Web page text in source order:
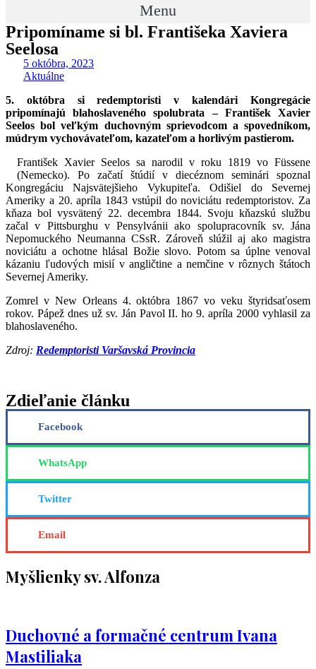
Menu
Pripomíname si bl. Františeka Xaviera
Seelosa
5 októbra, 2023
Aktuálne
5. októbra si redemptoristi v kalendári Kongregácie
pripomínajú blahoslaveného spolubrata – František Xavier
Seelos bol veľkým duchovným sprievodcom a spovedníkom,
múdrym vychovávateľom, kazateľom a horlivým pastierom.
František Xavier Seelos sa narodil v roku 1819 vo Füssene
(Nemecko). Po začatí štúdií v diecéznom seminári spoznal
Kongregáciu Najsvätejšieho Vykupiteľa. Odišiel do Severnej
Ameriky a 20. apríla 1843 vstúpil do noviciátu redemptoristov. Za
kňaza bol vysvätený 22. decembra 1844. Svoju kňazskú službu
začal v Pittsburghu v Pensylvánii ako spolupracovník sv. Jána
Nepomuckého Neumanna CSsR. Zároveň slúžil aj ako magistra
noviciátu a ochotne hlásal Božie slovo. Potom sa úplne venoval
kázaniu ľudových misií v angličtine a nemčine v rôznych štátoch
Severnej Ameriky.
Zomrel v New Orleans 4. októbra 1867 vo veku štyridsaťosem
rokov. Pápež dnes už sv. Ján Pavol II. ho 9. apríla 2000 vyhlasil za
blahoslaveného.
Zdroj: Redemptoristi Varšavská Provincia
Zdieľanie článku
Facebook
WhatsApp
Twitter
Email
Myšlienky sv. Alfonza
Duchovné a formačné centrum Ivana
Mastiliaka